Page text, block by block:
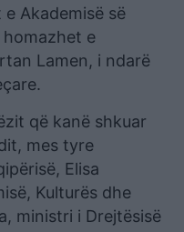
Akademisë së
homazhet e
Lamen, i ndarë
që kanë shkuar
mes tyre
Elisa
Kulturës dhe
ministri i Drejtësisë